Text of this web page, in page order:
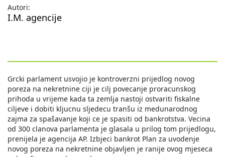
Autori:
I.M. agencije
Grcki parlament usvojio je kontroverzni prijedlog novog
poreza na nekretnine ciji je cilj povecanje proracunskog
prihoda u vrijeme kada ta zemlja nastoji ostvariti fiskalne
ciljeve i dobiti kljucnu sljedecu tranšu iz medunarodnog
zajma za spašavanje koji ce je spasiti od bankrotstva. Vecina
od 300 clanova parlamenta je glasala u prilog tom prijedlogu,
prenijela je agencija AP. Izbjeci bankrot Plan za uvodenje
novog poreza na nekretnine objavljen je ranije ovog mjeseca